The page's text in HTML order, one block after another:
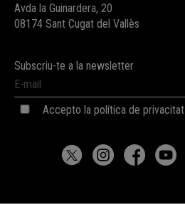
Avda la Guinardera, 20
08174 Sant Cugat del Vallès
Subscriu-te a la newsletter
Accepto la política de privacitat